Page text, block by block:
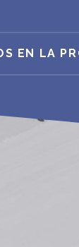
EN LA